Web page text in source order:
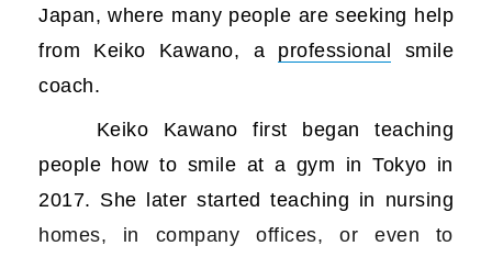
Japan, where many people are seeking help
from Keiko Kawano, a professional
smile
coach.
Keiko Kawano first began teaching
people how to smile at a gym in Tokyo in
2017. She later started teaching in nursing
homes, in company offices, or even to